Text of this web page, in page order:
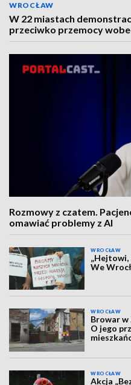
WROCŁAW
W 22 miastach
przeciwko przemocy
Rozmowy z czatem.
omawiać problemy z AI
WROCŁAW
„Hejtowi,
We
WROCŁAW
Browar w
O jego
WROCŁAW
Akcja